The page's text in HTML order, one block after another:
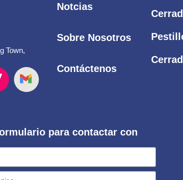
Town,
Notcias
Sobre Nosotros
Contáctenos
para contactar con